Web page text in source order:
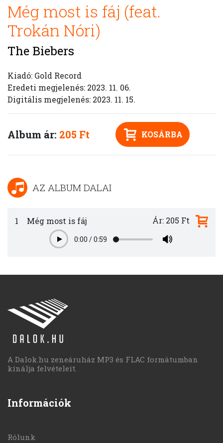
Még most is fáj (feat.
Trokán Nóri)
The Biebers
Kiadó: Gold Record
Eredeti megjelenés: 2023. 11. 06.
Digitális megjelenés: 2023. 11. 15.
Album ár: 205 Ft KOSÁRBA
AZ ALBUM DALAI
1 Még most is fáj
Play0:00 /0:59
Ár: 205 Ft
A Dalok.hu zeneáruház MP3 és FLAC formátumban
kínálja felvételeit.
Információk
Rólunk